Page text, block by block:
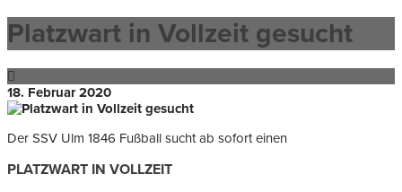
Platzwart in Vollzeit gesucht
18. Februar 2020
Der SSV Ulm 1846 Fußball sucht ab sofort einen
PLATZWART IN VOLLZEIT